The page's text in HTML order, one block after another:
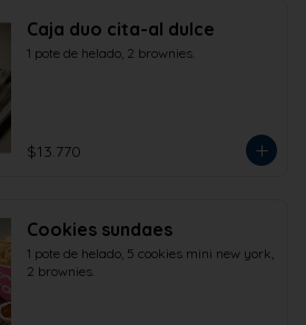
Caja duo cita-al dulce
1 pote de helado, 2 brownies.
$13.770
Cookies sundaes
1 pote de helado, 5 cookies mini new york,
2 brownies.